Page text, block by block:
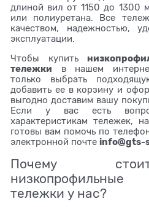
длиной вил от 1150 до 1300
или полиуретана. Все
качеством, надежностью,
эксплуатации.
Чтобы купить
тележки в нашем
только выбрать
добавить ее в корзину и
выгодно доставим вашу
Если у вас есть
характеристикам тележек,
готовы вам помочь по
электронной почтеinfo@gts-
Почему
низкопрофильные
тележки у нас?